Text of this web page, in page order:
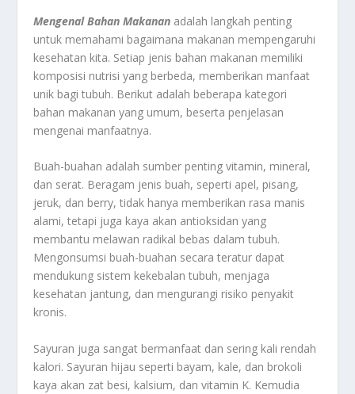
Mengenal Bahan Makanan adalah langkah penting
untuk memahami bagaimana makanan mempengaruhi
kesehatan kita. Setiap jenis bahan makanan memiliki
komposisi nutrisi yang berbeda, memberikan manfaat
unik bagi tubuh. Berikut adalah beberapa kategori
bahan makanan yang umum, beserta penjelasan
mengenai manfaatnya.
Buah-buahan adalah sumber penting vitamin, mineral,
dan serat. Beragam jenis buah, seperti apel, pisang,
jeruk, dan berry, tidak hanya memberikan rasa manis
alami, tetapi juga kaya akan antioksidan yang
membantu melawan radikal bebas dalam tubuh.
Mengonsumsi buah-buahan secara teratur dapat
mendukung sistem kekebalan tubuh, menjaga
kesehatan jantung, dan mengurangi risiko penyakit
kronis.
Sayuran juga sangat bermanfaat dan sering kali rendah
kalori. Sayuran hijau seperti bayam, kale, dan brokoli
kaya akan zat besi, kalsium, dan vitamin K. Kemudia